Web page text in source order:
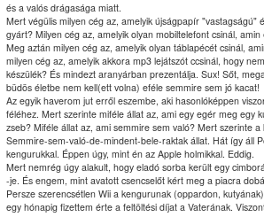
és a valós drágasága miatt.
Mert végülis milyen cég az, amelyik újságpapír "vastagságú"
gyárt? Milyen cég az, amelyik olyan mobiltelefont csinál,
Meg aztán milyen cég az, amelyik olyan táblapécét csinál,
milyen cég az, amelyik akkora mp3 lejátszót ccsinál, hogy
készülék? És mindezt aranyárban prezentálja. Sux! Sőt,
büdös életbe nem kell(ett volna) eféle semmire sem jó kacat!
Az egyik haverom jut erről eszembe, aki hasonlóképpen
féléhez. Mert szerinte miféle állat az, ami egy egér meg egy
zseb? Miféle állat az, ami semmire sem való? Mert szerinte
Semmire-sem-való-de-mindent-bele-raktak állat. Hát így áll
kengurukkal. Éppen úgy, mint én az Apple holmikkal. Eddig.
Mert nemrég úgy alakult, hogy eladó sorba került egy
-je. És engem, mint avatott csencselőt kért meg a piacra
Persze szerencsétlen Wii a kengurunak (oppardon,
egy hónapig fizettem érte a feltöltési díjat a Vaterának.